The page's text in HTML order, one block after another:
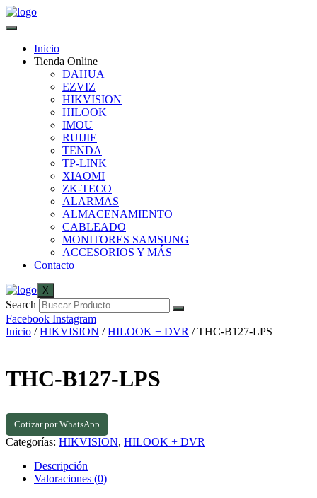
Inicio
Tienda Online
DAHUA
EZVIZ
HIKVISION
HILOOK
IMOU
RUIJIE
TENDA
TP-LINK
XIAOMI
ZK-TECO
ALARMAS
ALMACENAMIENTO
CABLEADO
MONITORES SAMSUNG
ACCESORIOS Y MÁS
Contacto
X
Search
Facebook Instagram
Inicio /HIKVISION /HILOOK + DVR / THC-B127-LPS
THC-B127-LPS
Cotizar por WhatsApp
Categorías: HIKVISION, HILOOK + DVR
Descripción
Valoraciones (0)